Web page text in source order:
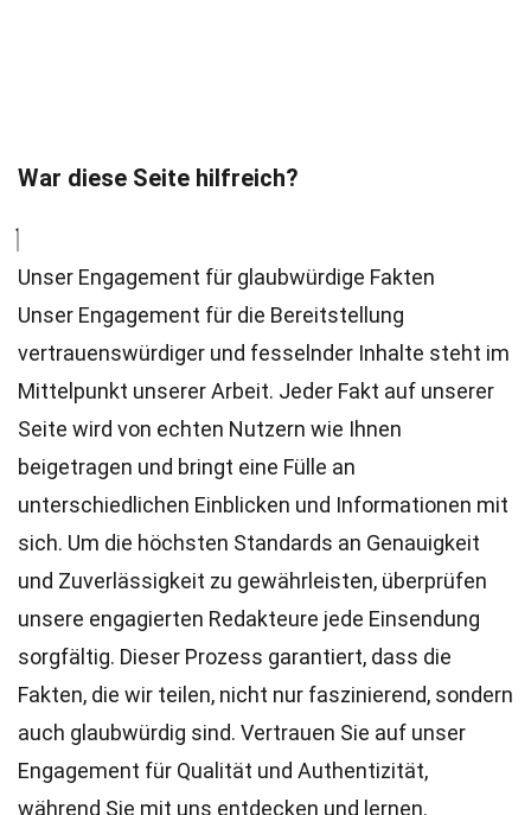
War diese Seite hilfreich?
Unser Engagement für glaubwürdige Fakten
Unser Engagement für die Bereitstellung
vertrauenswürdiger und fesselnder Inhalte steht im
Mittelpunkt unserer Arbeit. Jeder Fakt auf unserer
Seite wird von echten Nutzern wie Ihnen
beigetragen und bringt eine Fülle an
unterschiedlichen Einblicken und Informationen mit
sich. Um die höchsten Standards an Genauigkeit
und Zuverlässigkeit zu gewährleisten, überprüfen
unsere engagierten Redakteure jede Einsendung
sorgfältig. Dieser Prozess garantiert, dass die
Fakten, die wir teilen, nicht nur faszinierend, sondern
auch glaubwürdig sind. Vertrauen Sie auf unser
Engagement für Qualität und Authentizität,
während Sie mit uns entdecken und lernen.